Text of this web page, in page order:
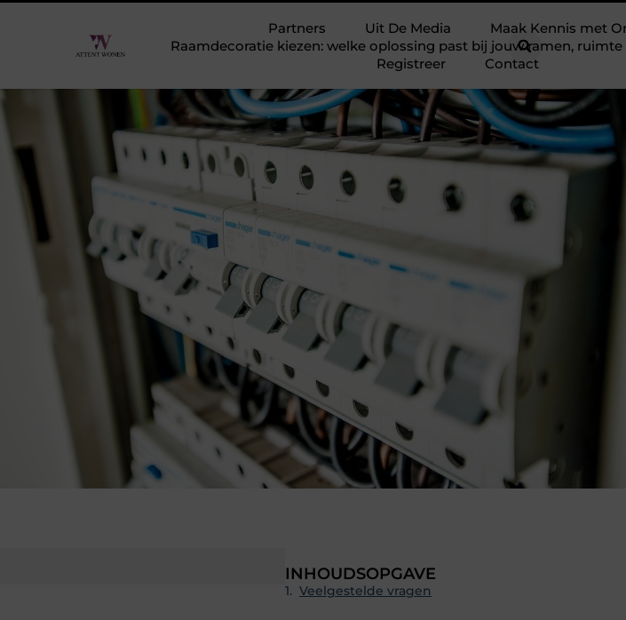
Partners Uit De Media
Maak Kennis met
Raamdecoratie kiezen: welke oplossing past bij jouw ramen,
Registreer
Contact
INHOUDSOPGAVE
Veelgestelde vragen